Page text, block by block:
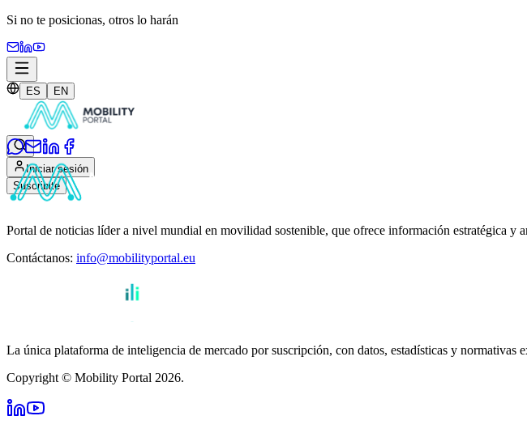
Si no te posicionas, otros lo harán
ES EN
Iniciar sesión
Suscribite
Portal de noticias líder a nivel mundial en movilidad sostenible, que ofrece información estratégica y
Contáctanos: info@mobilityportal.eu
La única plataforma de inteligencia de mercado por suscripción, con datos, estadísticas y normativas
Copyright © Mobility Portal 2026.